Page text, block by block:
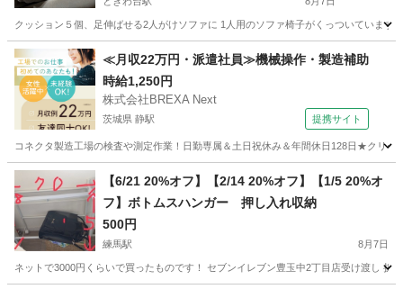
クッション５個、足伸ばせる2人がけソファに 1人用のソファ椅子がくっついていま
東京 板橋区 ときわ台駅 ソファ IKEA
≪月収22万円・派遣社員≫機械操作・製造補助
時給1,250円
株式会社BREXA Next
茨城県 静駅 提携サイト
コネクタ製造工場の検査や測定作業！日勤専属＆土日祝休み＆年間休日128日★クリ
茨城 常陸大宮市 その他
【6/21 20%オフ】【2/14 20%オフ】【1/5 20%オ
フ】ボトムスハンガー 押し入れ収納
500円
練馬駅 8月7日
ネットで3000円くらいで買ったものです！ セブンイレブン豊玉中2丁目店受け渡し 折